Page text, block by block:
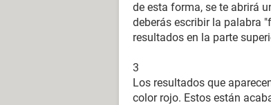
de esta forma, se te abrirá
deberás escribir la palabra
resultados en la parte
3
Los resultados que
color rojo. Estos están